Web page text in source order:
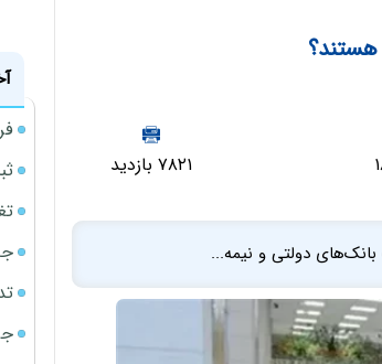
۷۸۲۱ بازدید
دولتی و نیمه...